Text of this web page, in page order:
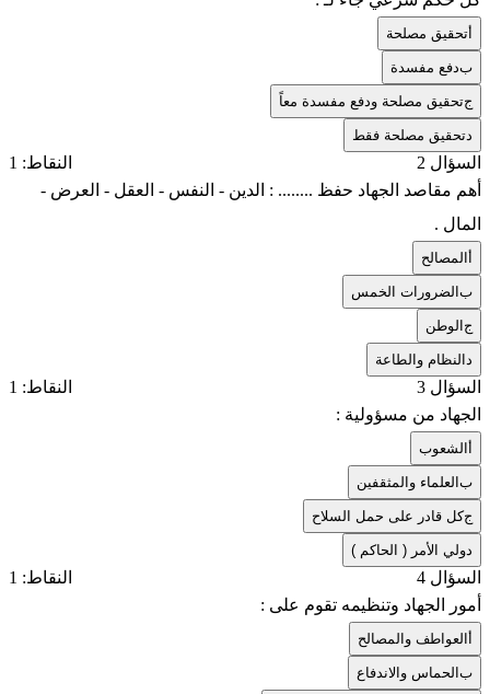
تحقيق مصلحة
بدفع مفسدة
جتحقيق مصلحة ودفع مفسدة معاً
تحقيق مصلحة فقط
السؤال 2
النقاط: 1
أهم مقاصد الجهاد حفظ ........ : الدين - النفس - العقل - العرض -
المال .
المصالح
بالضرورات الخمس
جالوطن
النظام والطاعة
السؤال 3
النقاط: 1
الجهاد من مسؤولية :
الشعوب
بالعلماء والمثقفين
جكل قادر على حمل السلاح
ولي الأمر ( الحاكم )
السؤال 4
النقاط: 1
أمور الجهاد وتنظيمه تقوم على :
العواطف والمصالح
بالحماس والاندفاع